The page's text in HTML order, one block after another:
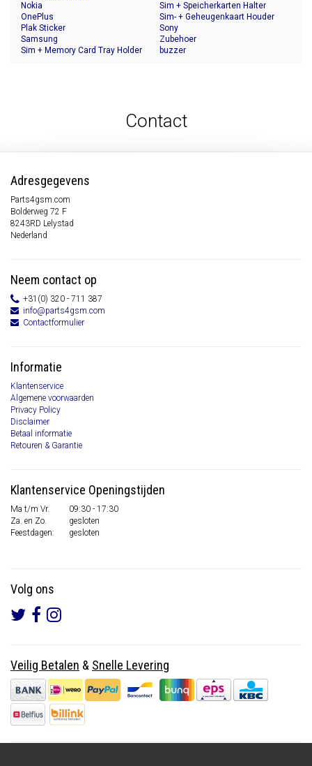
Nokia
OnePlus
Plak Sticker
Samsung
Sim + Memory Card Tray Holder
Sim + Speicherkarten Halter
Sim- + Geheugenkaart Houder
Sony
Zubehoer
buzzer
Contact
Adresgegevens
Parts4gsm.com
Bolderweg 72 F
8243RD Lelystad
Nederland
Neem contact op
+31(0) 320 - 711 387
info@parts4gsm.com
Contactformulier
Informatie
Klantenservice
Algemene voorwaarden
Privacy Policy
Disclaimer
Betaal informatie
Retouren & Garantie
Klantenservice Openingstijden
Ma t/m Vr.
09:30 - 17:30
Za. en Zo.
gesloten
Feestdagen:
gesloten
Volg ons
Veilig Betalen & Snelle Levering